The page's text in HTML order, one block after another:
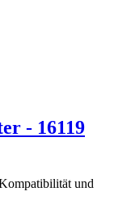
- 16119
und